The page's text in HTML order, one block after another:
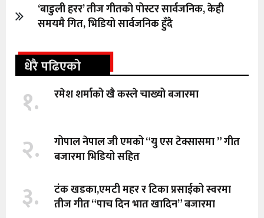
‘बाडुली हरर’ तीज गीतको पोस्टर सार्वजनिक, केही
समयमै गित, भिडियो सार्वजनिक हुँदै
धेरै पढिएको
१. रमेश शर्माको खै कस्ले चाख्यो बजारमा
२.
गोपाल नेपाल जी एमको “यु एस टेक्सासमा ” गीत
बजारमा भिडियो सहित
३.
टंक खडका,एमटी महर र टिका प्रसाईको स्वरमा
तीज गीत “पाच दिन भात खादिन” बजारमा